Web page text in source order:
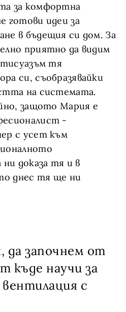
за комфортна
готови идеи за
в бъдещия си дом. За
приятно да видим
тя
си, съобразявайки
на системата.
защото Мария е
-
с усет към
доказа тя и в
днес тя ще ни
да започнем от
къде научи за
с